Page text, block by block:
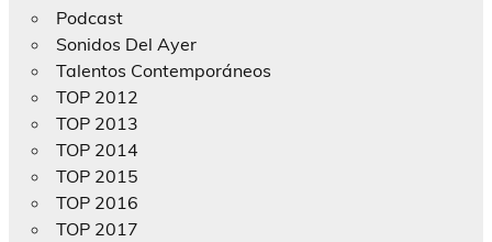
Podcast
Sonidos Del Ayer
Talentos Contemporáneos
TOP 2012
TOP 2013
TOP 2014
TOP 2015
TOP 2016
TOP 2017